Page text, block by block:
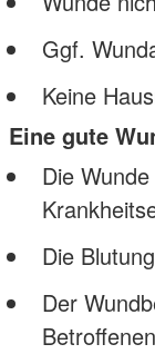
Ggf.
Keine
Eine gute
Die
Die
Der